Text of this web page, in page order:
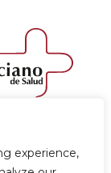
experience,